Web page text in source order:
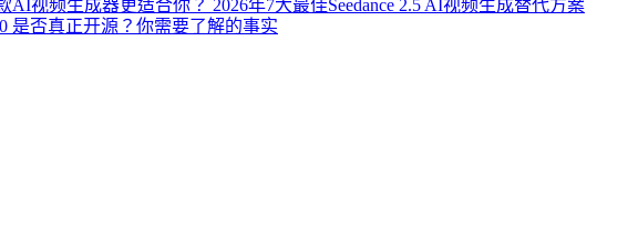
AI视频生成器更适合你？ 2026年7大最佳Seedance 2.5 AI视频生成替代方案
是否真正开源？你需要了解的事实